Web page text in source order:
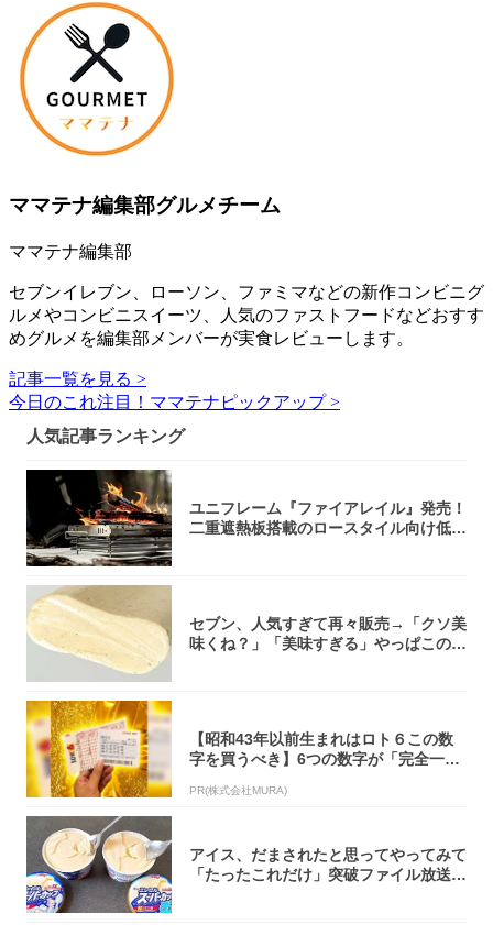
ママテナ編集部グルメチーム
ママテナ編集部
セブンイレブン、ローソン、ファミマなどの新作コンビニグ
ルメやコンビニスイーツ、人気のファストフードなどおすす
めグルメを編集部メンバーが実食レビューします。
記事一覧を見る >
今日のこれ注目！ママテナピックアップ >
人気記事ランキング
ユニフレーム『ファイアレイル』発売！
二重遮熱板搭載のロースタイル向け低型
セブン、人気すぎて再々販売→「クソ美
味くね？」「美味すぎる」やっぱこのク
【昭和43年以前生まれはロト６この数
字を買うべき】6つの数字が「完全一
PR(株式会社MURA)
アイス、だまされたと思ってやってみて
「たったこれだけ」突破ファイル放送で